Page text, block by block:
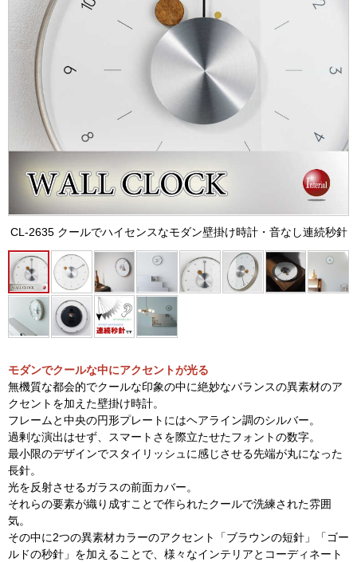
CL-2635 クールでハイセンスなモダン壁掛け時計・音なし連続秒針
モダンでクールな中にアクセントが光る
無機質な都会的でクールな印象の中に絶妙なバランスの異素材のア
クセントを加えた壁掛け時計。
フレームと中央の円形プレートにはヘアライン調のシルバー。
過剰な演出はせず、スマートさを際立たせたフォントの数字。
最小限のデザインでスタイリッシュに感じさせる先端が丸になった
長針。
光を反射させるガラスの前面カバー。
それらの要素が織り成すことで作られたクールで洗練された雰囲
気。
その中に2つの異素材カラーのアクセント「ブラウンの短針」「ゴー
ルドの秒針」を加えることで、様々なインテリアとコーディネート